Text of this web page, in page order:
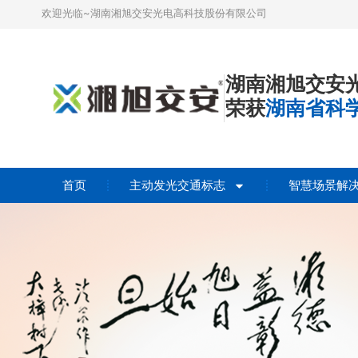
欢迎光临~湖南湘旭交安光电高科技股份有限公司
湖南湘旭交安
荣获湖南省科
首页 主动发光交通标志 智慧场景解